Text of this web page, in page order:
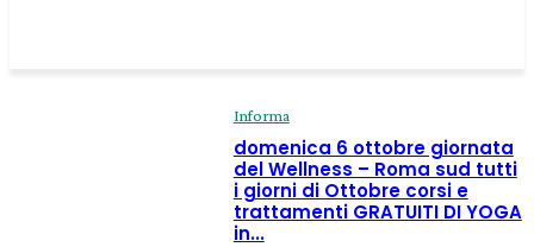
Informa
domenica 6 ottobre giornata
del Wellness – Roma sud tutti
i giorni di Ottobre corsi e
trattamenti GRATUITI DI YOGA
in...